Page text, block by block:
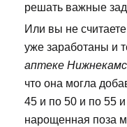
решать важные
Или вы не
уже заработаны и
аптеке
что она могла
45 и по 50 и по 55
нарощенная поза